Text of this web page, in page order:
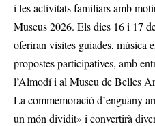
i les activitats familiars amb
Museus 2026. Els dies 16 i 17
oferiran visites guiades, música
propostes participatives, amb
l’Almodí i al Museu de Belles
La commemoració d’enguany
un món dividit» i convertirà